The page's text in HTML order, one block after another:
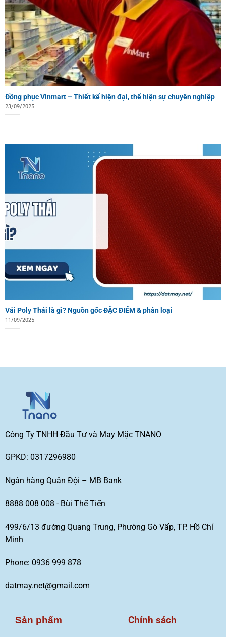
Đồng phục Vinmart – Thiết kế hiện đại, thể hiện sự chuyên nghiệp
23/09/2025
Vải Poly Thái là gì? Nguồn gốc ĐẶC ĐIỂM & phân loại
11/09/2025
Công Ty TNHH Đầu Tư và May Mặc TNANO
GPKD: 0317296980
Ngân hàng Quân Đội – MB Bank
8888 008 008 - Bùi Thế Tiến
499/6/13 đường Quang Trung, Phường Gò Vấp, TP. Hồ Chí
Minh
Phone: 0936 999 878
datmay.net@gmail.com
Sản phẩm Chính sách